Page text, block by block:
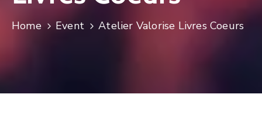
SOLIDARITÉS
Home Event Atelier Valorise Livres Coeurs